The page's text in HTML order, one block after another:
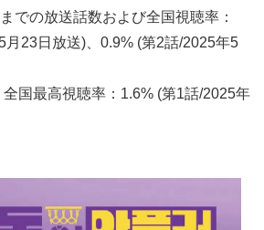
での放送話数および全国視聴率：
月23日放送)、0.9% (第2話/2025年5
国最高視聴率：1.6% (第1話/2025年